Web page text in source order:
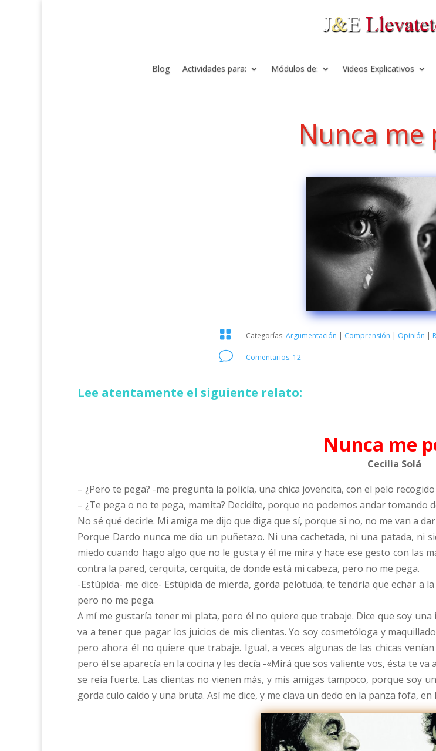
Blog Actividades para: Módulos de: Videos Explicativos
Nunca me
 Categorías: Argumentación Comprensión Opinión
v Comentarios: 12
Lee atentamente el siguiente relato:
Nunca me
Cecilia Solá
– ¿Pero te pega? -me pregunta la policía, una chica jovencita, con el pelo
– ¿Te pega o no te pega, mamita? Decidite, porque no podemos andar tomando
No sé qué decirle. Mi amiga me dijo que diga que sí, porque si no, no me van a
Porque Dardo nunca me dio un puñetazo. Ni una cachetada, ni una patada, ni
miedo cuando hago algo que no le gusta y él me mira y hace ese gesto con las
contra la pared, cerquita, cerquita, de donde está mi cabeza, pero no me pega.
-Estúpida- me dice- Estúpida de mierda, gorda pelotuda, te tendría que echar a
pero no me pega.
A mí me gustaría tener mi plata, pero él no quiere que trabaje. Dice que soy
va a tener que pagar los juicios de mis clientas. Yo soy cosmetóloga y
pero ahora él no quiere que trabaje. Igual, a veces algunas de las chicas
pero él se aparecía en la cocina y les decía -«Mirá que sos valiente vos, ésta te
se reía fuerte. Las clientas no vienen más, y mis amigas tampoco, porque soy
gorda culo caído y una bruta. Así me dice, y me clava un dedo en la panza fofa,